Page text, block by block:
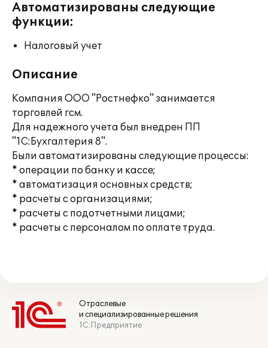
Автоматизированы следующие
функции:
Налоговый учет
Описание
Компания ООО "Ростнефко" занимается
торговлей гсм.
Для надежного учета был внедрен ПП
"1С:Бухгалтерия 8".
Были автоматизированы следующие процессы:
* операции по банку и кассе;
* автоматизация основных средств;
* расчеты с организациями;
* расчеты с подотчетными лицами;
* расчеты с персоналом по оплате труда.
Отраслевые
и специализированные решения
1С:Предприятие